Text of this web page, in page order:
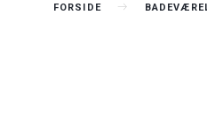
FORSIDE